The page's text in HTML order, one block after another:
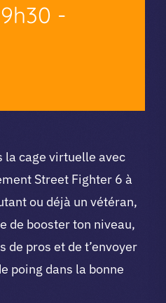
-
la cage virtuelle avec
Street Fighter 6 à
ou déjà un vétéran,
de booster ton niveau,
de pros et de t’envoyer
poing dans la bonne